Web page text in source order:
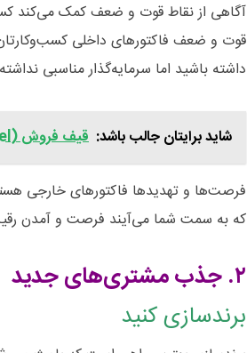
آگاهی از نقاط قوت و ضعف کمک می‌کند
قوت و ضعف فاکتورهای داخلی
داشته باشید اما سرمایه‌گذار مناسبی
شاید برایتان جالب باشد: قیف فروش (Sales Funnel) چیست و چه کاربردی دارد؟
فرصت‌ها و تهدید‌ها فاکتورهای خارجی
که به سمت شما می‌آیند فرصت و آمدن
۲. جذب مشتری‌های جدید
برندسازی کنید